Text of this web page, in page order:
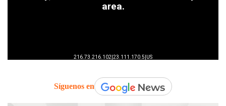
Síguenos en